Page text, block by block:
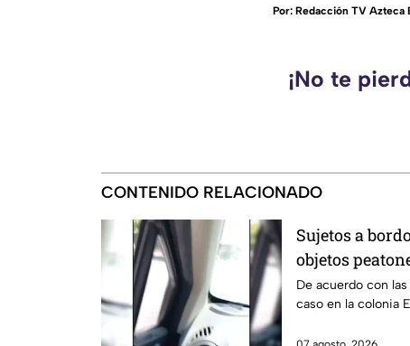
Por: Redacción TV Azteca
¡No te
CONTENIDO RELACIONADO
Sujetos a
objetos
punto en León
De acuerdo con
caso en la colonia